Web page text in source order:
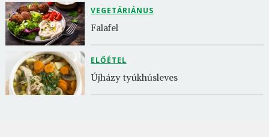
VEGETÁRIÁNUS
Falafel
ELŐÉTEL
Újházy tyúkhúsleves